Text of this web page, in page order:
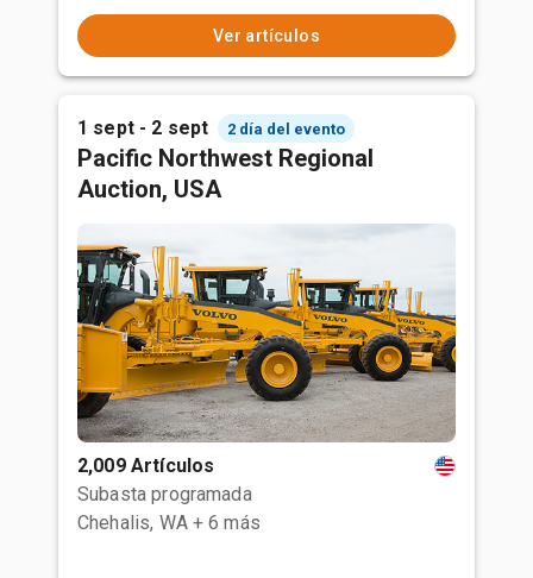
Ver artículos
1 sept - 2 sept 2 día del evento
Pacific Northwest Regional
Auction, USA
2,009 Artículos
Subasta programada
Chehalis, WA + 6 más